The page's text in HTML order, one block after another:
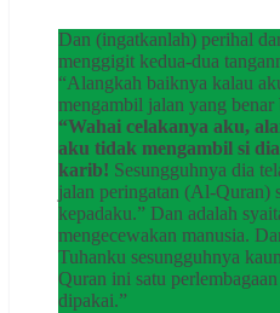
Dan (ingatkanlah) perihal
menggigit kedua-dua
“Alangkah baiknya kalau
mengambil jalan yang benar
“Wahai celakanya aku,
aku tidak mengambil si
karib! Sesungguhnya dia
jalan peringatan (Al-Quran)
kepadaku.” Dan adalah
mengecewakan manusia.
Tuhanku sesungguhnya
Quran ini satu
dipakai.”